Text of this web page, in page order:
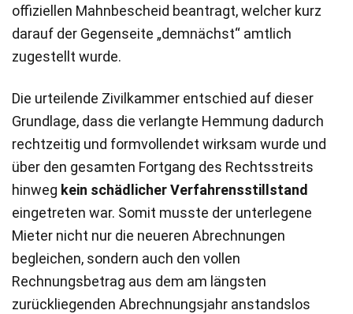
offiziellen Mahnbescheid beantragt, welcher kurz
darauf der Gegenseite „demnächst“ amtlich
zugestellt wurde.
Die urteilende Zivilkammer entschied auf dieser
Grundlage, dass die verlangte Hemmung dadurch
rechtzeitig und formvollendet wirksam wurde und
über den gesamten Fortgang des Rechtsstreits
hinweg kein schädlicher Verfahrensstillstand
eingetreten war. Somit musste der unterlegene
Mieter nicht nur die neueren Abrechnungen
begleichen, sondern auch den vollen
Rechnungsbetrag aus dem am längsten
zurückliegenden Abrechnungsjahr anstandslos